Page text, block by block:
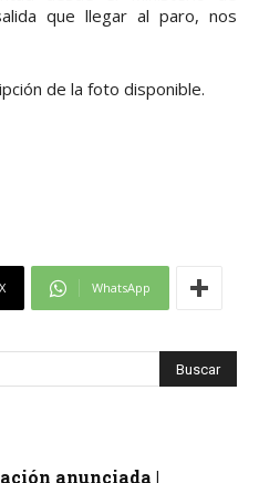
que llegar al paro, nos
X WhatsApp
anunciada |